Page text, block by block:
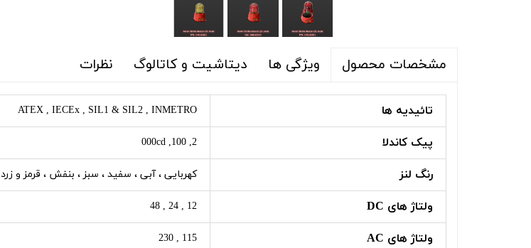
مشخصات محصول ویژگی ها دیتاشیت و کاتالوگ نظرات
تائیدیه ها ATEX , IECEx , SIL1 & SIL2 , INMETRO
پیک کاندلا 2, 100, 000cd
رنگ لنز کهربایی ، آبی ، سفید ، سبز ، بنفش ، قرمز و زرد
ولتاژ های DC 12 , 24 , 48
ولتاژ های AC 115 , 230